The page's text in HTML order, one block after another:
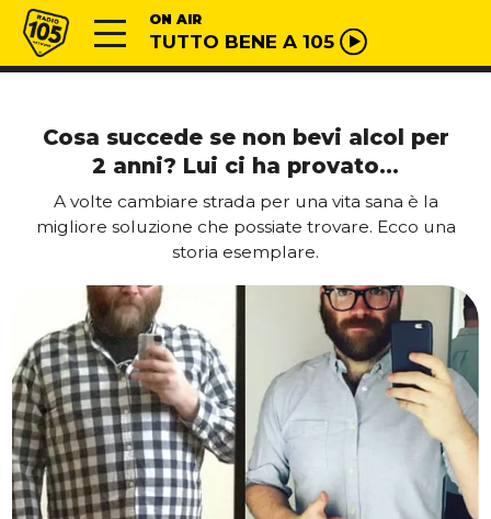
Vai al contenuto
Radio 105 ON AIR
TUTTO BENE A 105
Cosa succede se non bevi alcol per
2 anni? Lui ci ha provato…
A volte cambiare strada per una vita sana è la
migliore soluzione che possiate trovare. Ecco una
storia esemplare.